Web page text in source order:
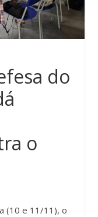
do
o
(10 e 11/11), o